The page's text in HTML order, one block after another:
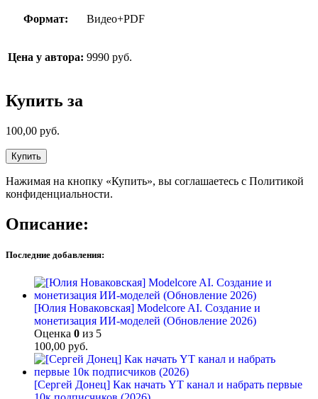
Формат: Видео+PDF
Цена у автора: 9990 руб.
Купить за
100,00 руб.
Купить
Нажимая на кнопку «Купить», вы соглашаетесь с Политикой
конфиденциальности.
Описание:
Последние добавления:
[Юлия Новаковская] Modelcore AI. Создание и
монетизация ИИ-моделей (Обновление 2026)
Оценка 0 из 5
100,00 руб.
[Сергей Донец] Как начать YT канал и набрать первые